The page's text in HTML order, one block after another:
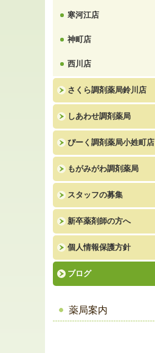
寒河江店
神町店
西川店
さくら調剤薬局鈴川店
しあわせ調剤薬局
ぴーく調剤薬局小姓町店
もがみがわ調剤薬局
スタッフの募集
新卒薬剤師の方へ
個人情報保護方針
ブログ
薬局案内